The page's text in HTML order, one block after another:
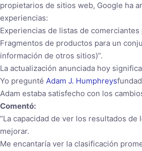
propietarios de sitios web, Google ha
experiencias:
Experiencias de listas de
Fragmentos de productos para un
información de otros sitios)”.
La actualización anunciada hoy
Yo pregunté Adam J. Humphreys
Adam estaba satisfecho con los
Comentó:
“La capacidad de ver los resultados
mejorar.
Me encantaría ver la clasificación